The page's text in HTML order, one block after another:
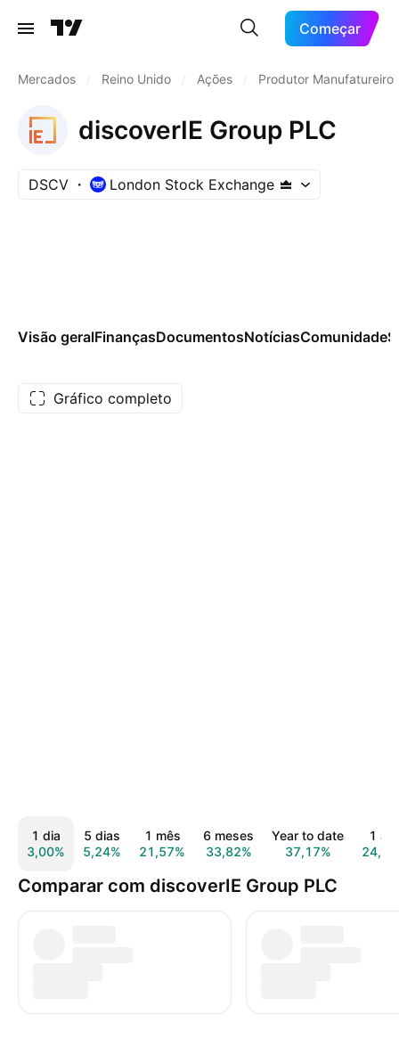
Começar
Mercados Reino Unido Ações Produtor Manufatureiro
discoverIE Group PLC
DSCV London Stock Exchange
Visão geralFinançasDocumentosNotíciasComunidade
Gráfico completo
1 dia
3,00%
5 dias
5,24%
1 mês
21,57%
6 meses
33,82%
Year to date
37,17%
1
Comparar com discoverIE Group PLC